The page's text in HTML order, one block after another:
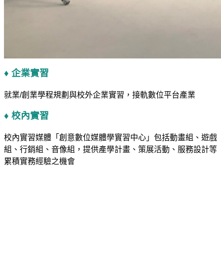
♦ 企業實習
就業/創業學程規劃與校外企業實習，接軌數位平台產業
♦ 校內實習
校內實習媒體「創意數位媒體學實習中心」包括動畫組、遊戲
組、行銷組、音像組，提供產學計畫、策展活動、服務設計等
累積實務經驗之機會